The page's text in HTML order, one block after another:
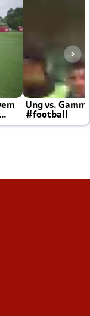
Ung vs.
#football